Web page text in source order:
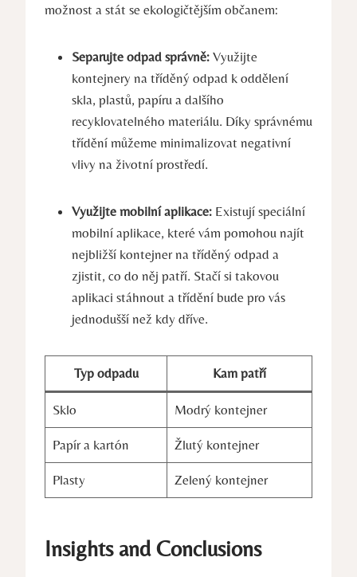
možnost a stát se ekologičtějším občanem:
Separujte odpad správně: Využijte
kontejnery na tříděný odpad k oddělení
skla, plastů, papíru a dalšího
recyklovatelného materiálu. Díky správnému
třídění můžeme minimalizovat negativní
vlivy na životní prostředí.
Využijte mobilní aplikace: Existují speciální
mobilní aplikace, které vám pomohou najít
nejbližší kontejner na tříděný odpad a
zjistit, co do něj patří. Stačí si takovou
aplikaci stáhnout a třídění bude pro vás
jednodušší než kdy dříve.
Typ odpadu Kam patří
Sklo Modrý kontejner
Papír a kartón Žlutý kontejner
Plasty Zelený kontejner
Insights and Conclusions